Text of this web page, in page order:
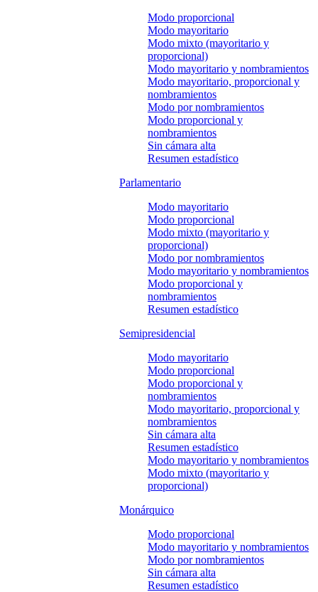
Modo proporcional
Modo mayoritario
Modo mixto (mayoritario y
proporcional)
Modo mayoritario y nombramientos
Modo mayoritario, proporcional y
nombramientos
Modo por nombramientos
Modo proporcional y
nombramientos
Sin cámara alta
Resumen estadístico
Parlamentario
Modo mayoritario
Modo proporcional
Modo mixto (mayoritario y
proporcional)
Modo por nombramientos
Modo mayoritario y nombramientos
Modo proporcional y
nombramientos
Resumen estadístico
Semipresidencial
Modo mayoritario
Modo proporcional
Modo proporcional y
nombramientos
Modo mayoritario, proporcional y
nombramientos
Sin cámara alta
Resumen estadístico
Modo mayoritario y nombramientos
Modo mixto (mayoritario y
proporcional)
Monárquico
Modo proporcional
Modo mayoritario y nombramientos
Modo por nombramientos
Sin cámara alta
Resumen estadístico